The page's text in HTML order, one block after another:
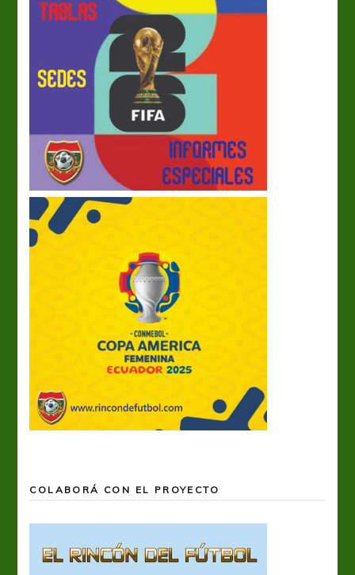
COLABORÁ CON EL PROYECTO